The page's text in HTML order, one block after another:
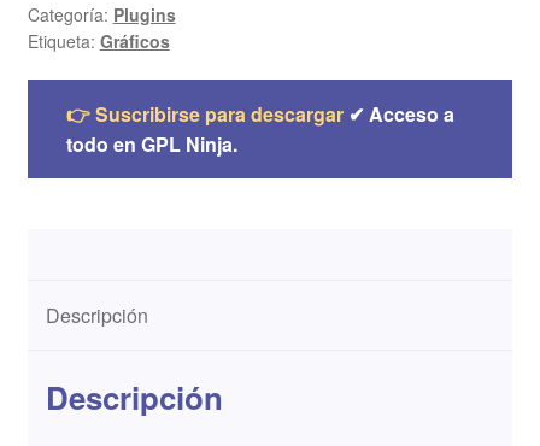
Categoría: Plugins
Etiqueta: Gráficos
👉 Suscribirse para descargar✔ Acceso a
todo en GPL Ninja.
Descripción
Descripción